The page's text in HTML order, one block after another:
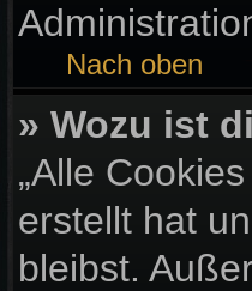
Nach oben
» Wozu ist
„Alle
erstellt hat
bleibst.